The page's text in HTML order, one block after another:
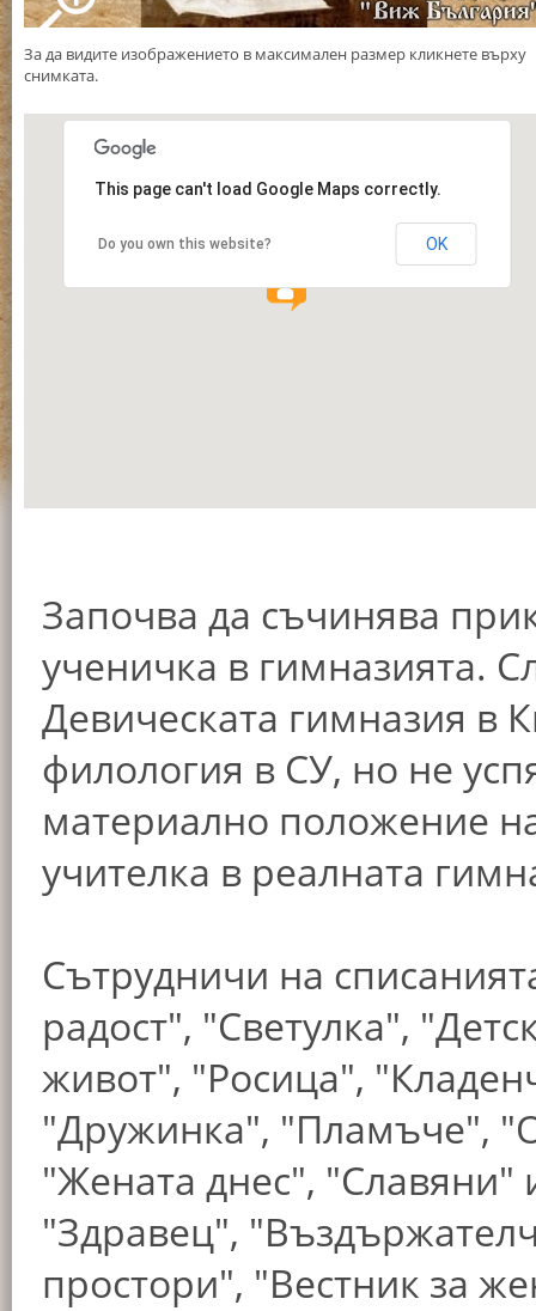
За да видите изображението в максимален размер кликнете върху
снимката.
This page can't load Google Maps correctly.
Do you own this website? OK
Започва да съчинява
ученичка в гимназията.
Девическата гимназия в
филология в СУ, но не
материално положение
учителка в реалната
Сътрудничи на
радост", "Светулка",
живот", "Росица",
"Дружинка", "Пламъче",
"Жената днес", "Славяни"
"Здравец",
простори", "Вестник за